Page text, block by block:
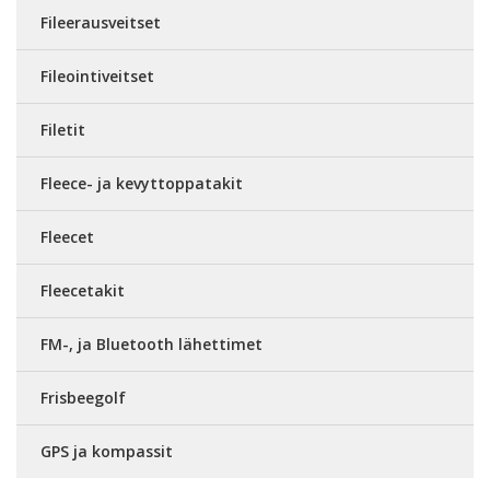
Fileerausveitset
Fileointiveitset
Filetit
Fleece- ja kevyttoppatakit
Fleecet
Fleecetakit
FM-, ja Bluetooth lähettimet
Frisbeegolf
GPS ja kompassit